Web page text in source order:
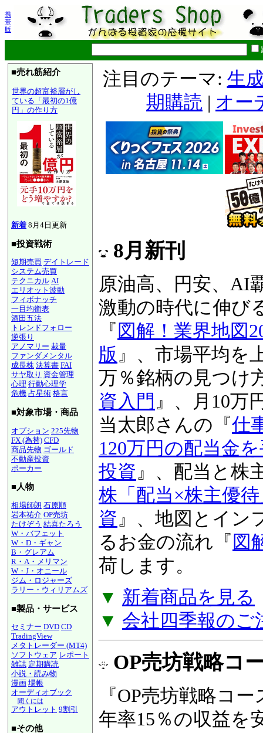
携
帯
版
■売れ筋紹介
世界の超富裕層がし
ている「最初の1億
円」の作り方
新着 8月4日更新
■投資戦術
短期売買 デイトレード
システム売買
テクニカル AI
エリオット波動
フィボナッチ
一目均衡表
酒田五法
トレンドフォロー
逆張り
アノマリー 裁量
ファンダメンタル
成長株 決算書 FAI
サヤ取り 資金管理
心理 行動心理学
危機 占星術 格言
■対象市場・商品
オプション 225先物
FX (為替) CFD
商品先物 ゴールド
不動産投資
ポーカー
■人物
相場師朗 石原順
岩本祐介 OP売坊
たけぞう 結喜たろう
W・バフェット
W・D・ギャン
B・グレアム
R・A・メリマン
W・J・オニール
ジム・ロジャーズ
ラリー・ウィリアムズ
■製品・サービス
セミナー DVD CD
TradingView
メタトレーダー (MT4)
ソフトウェア レポート
雑誌 定期購読
小説・読み物
漫画 場帳
オーディオブック
聞くには
アウトレット 9割引
■その他
注目のテーマ: 生
期購読 | オー
8月新刊
原油高、円安、
激動の時代に伸び
『図解！業界地図
版』、市場平均を
万％銘柄の見つけ
資入門 』、月10万
当太郎さんの『仕
120万円の配当金
投資』、配当と株
株「配当×株主優
資』、地図とイン
るお金の流れ『図
荷します。
▼ 新着商品を見る
▼ 会社四季報のご
OP売坊戦略コ
『OP売坊戦略コ
年率15％の収益を